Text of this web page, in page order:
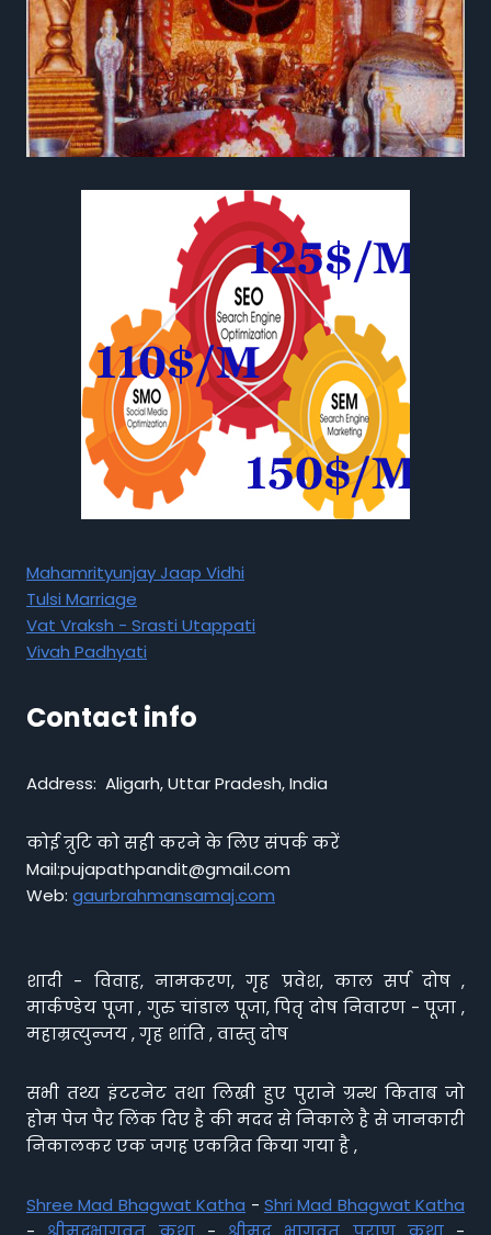
Mahamrityunjay Jaap Vidhi
Tulsi Marriage
Vat Vraksh - Srasti Utappati
Vivah Padhyati
Contact info
Address: Aligarh, Uttar Pradesh, India
कोई त्रुटि को सही करने के लिए संपर्क करें
Mail:pujapathpandit@gmail.com
Web: gaurbrahmansamaj.com
शादी - विवाह, नामकरण, गृह प्रवेश, काल सर्प दोष ,
मार्कण्डेय पूजा , गुरु चांडाल पूजा, पितृ दोष निवारण - पूजा ,
महाम्रत्युन्जय , गृह शांति , वास्तु दोष
सभी तथ्य इंटरनेट तथा लिखी हुए पुराने ग्रन्थ किताब जो
होम पेज पैर लिंक दिए है की मदद से निकाले है से जानकारी
निकालकर एक जगह एकत्रित किया गया है ,
Shree Mad Bhagwat Katha - Shri Mad Bhagwat Katha